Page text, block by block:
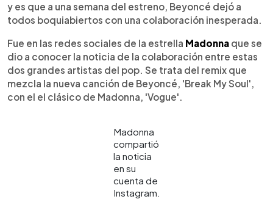
y es que a una semana del estreno, Beyoncé dejó a
todos boquiabiertos con una colaboración inesperada.
Fue en las redes sociales de la estrella Madonna que se
dio a conocer la noticia de la colaboración entre estas
dos grandes artistas del pop. Se trata del remix que
mezcla la nueva canción de Beyoncé, 'Break My Soul',
con el el clásico de Madonna, 'Vogue'.
Madonna
compartió
la noticia
en su
cuenta de
Instagram.